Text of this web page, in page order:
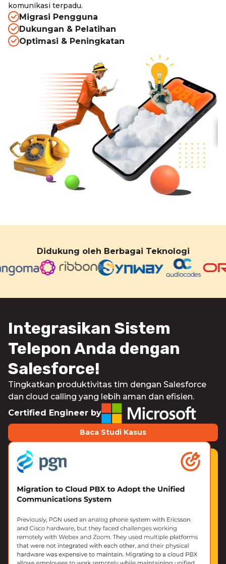
komunikasi terpadu.
Migrasi Pengguna
Dukungan & Pelatihan
Optimasi & Peningkatan
Didukung oleh Berbagai Teknologi
Integrasikan Sistem
Telepon Anda dengan
Salesforce!
Tingkatkan produktivitas tim dengan Salesforce
dan cloud calling yang lebih aman dan efisien.
Certified Engineer by
Baca Studi Kasus